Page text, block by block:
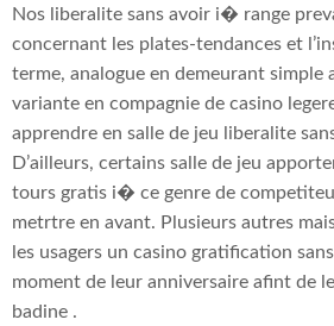
Nos liberalite sans avoir i� range
concernant les plates-tendances et
terme, analogue en demeurant simple
variante en compagnie de casino
apprendre en salle de jeu liberalite
D’ailleurs, certains salle de jeu
tours gratis i� ce genre de
metrtre en avant. Plusieurs autres
les usagers un casino gratification
moment de leur anniversaire afint de
badine .